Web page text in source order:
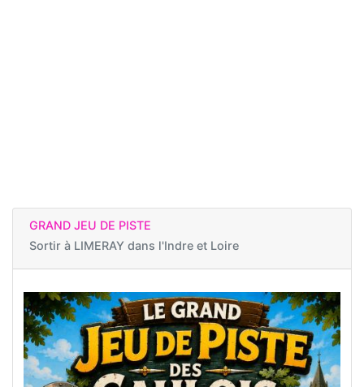
GRAND JEU DE PISTE
Sortir à LIMERAY dans l'Indre et Loire